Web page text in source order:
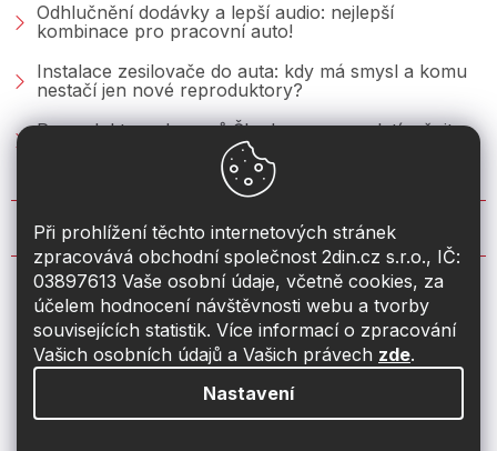
Při prohlížení těchto internetových stránek
zpracovává obchodní společnost 2din.cz s.r.o., IČ:
03897613 Vaše osobní údaje, včetně cookies, za
účelem hodnocení návštěvnosti webu a tvorby
souvisejících statistik. Více informací o zpracování
Vašich osobních údajů a Vašich právech zde.
Nastavení
Odhlučnění dodávky a lepší audio: nejlepší
kombinace pro pracovní auto!
Instalace zesilovače do auta: kdy má smysl a komu
nestačí jen nové reproduktory?
Reproduktory do vozů Škoda: co se vyplatí měnit u
Fabie, Octavie a Superbu?
KONTAKT
info@2din.cz
774 19 55 33